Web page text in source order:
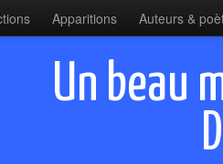
Apparitions Auteurs &
Un beau